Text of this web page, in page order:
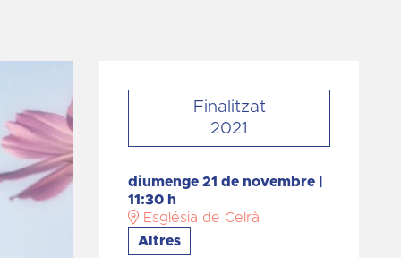
Finalitzat
2021
diumenge 21 de novembre
11:30 h
Església de Celrà
Altres